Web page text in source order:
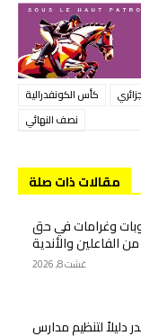
كأس الكونفدرالية
نصف النهائي
مقالات ذات صلة
وغرامات في حق
الفاعلين والأندية
غشت 8, 2026
دليلاً لتنظيم مدارس